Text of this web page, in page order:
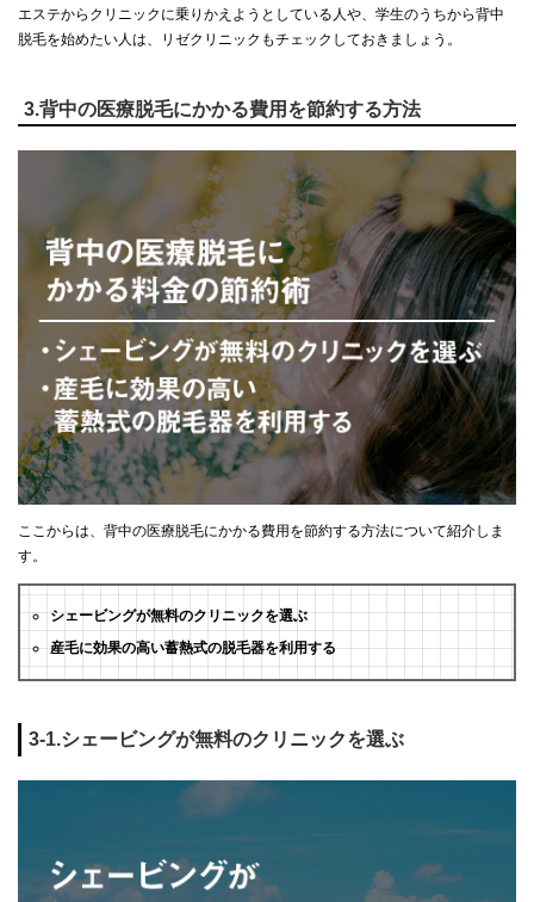
エステからクリニックに乗りかえようとしている人や、学生のうちから背中
脱毛を始めたい人は、リゼクリニックもチェックしておきましょう。
3.背中の医療脱毛にかかる費用を節約する方法
ここからは、背中の医療脱毛にかかる費用を節約する方法について紹介しま
す。
シェービングが無料のクリニックを選ぶ
産毛に効果の高い蓄熱式の脱毛器を利用する
3-1.シェービングが無料のクリニックを選ぶ